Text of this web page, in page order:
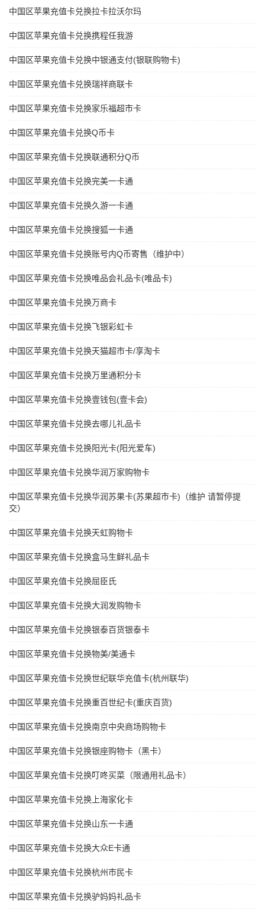
中国区苹果充值卡兑换拉卡拉沃尔玛
中国区苹果充值卡兑换携程任我游
中国区苹果充值卡兑换中银通支付(银联购物卡)
中国区苹果充值卡兑换瑞祥商联卡
中国区苹果充值卡兑换家乐福超市卡
中国区苹果充值卡兑换Q币卡
中国区苹果充值卡兑换联通积分Q币
中国区苹果充值卡兑换完美一卡通
中国区苹果充值卡兑换久游一卡通
中国区苹果充值卡兑换搜狐一卡通
中国区苹果充值卡兑换账号内Q币寄售（维护中）
中国区苹果充值卡兑换唯品会礼品卡(唯品卡)
中国区苹果充值卡兑换万商卡
中国区苹果充值卡兑换飞银彩虹卡
中国区苹果充值卡兑换天猫超市卡/享淘卡
中国区苹果充值卡兑换万里通积分卡
中国区苹果充值卡兑换壹钱包(壹卡会)
中国区苹果充值卡兑换去哪儿礼品卡
中国区苹果充值卡兑换阳光卡(阳光爱车)
中国区苹果充值卡兑换华润万家购物卡
中国区苹果充值卡兑换华润苏果卡(苏果超市卡)（维护 请暂停提
交）
中国区苹果充值卡兑换天虹购物卡
中国区苹果充值卡兑换盒马生鲜礼品卡
中国区苹果充值卡兑换屈臣氏
中国区苹果充值卡兑换大润发购物卡
中国区苹果充值卡兑换银泰百货银泰卡
中国区苹果充值卡兑换物美/美通卡
中国区苹果充值卡兑换世纪联华充值卡(杭州联华)
中国区苹果充值卡兑换重百世纪卡(重庆百货)
中国区苹果充值卡兑换南京中央商场购物卡
中国区苹果充值卡兑换银座购物卡（黑卡）
中国区苹果充值卡兑换叮咚买菜（限通用礼品卡）
中国区苹果充值卡兑换上海家化卡
中国区苹果充值卡兑换山东一卡通
中国区苹果充值卡兑换大众E卡通
中国区苹果充值卡兑换杭州市民卡
中国区苹果充值卡兑换驴妈妈礼品卡